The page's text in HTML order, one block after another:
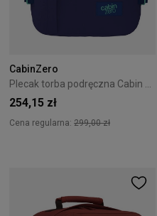
CabinZero
254,15 zł
Cena regularna: 299,00 zł